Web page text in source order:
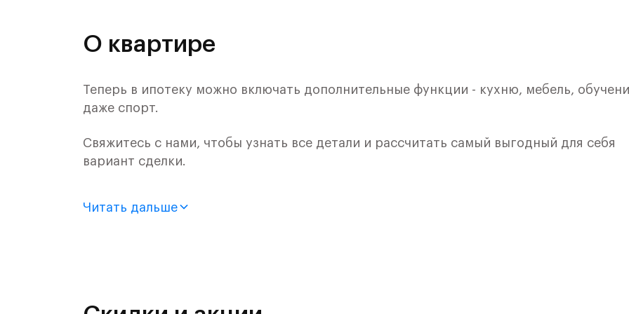
О квартире
Теперь в ипотеку можно включать дополнительные функции - кухню, мебель,
даже спорт.
Свяжитесь с нами, чтобы узнать все детали и рассчитать самый выгодный для себя
вариант сделки.
монолитного дома (Корпус 57, Секция 1) в ЖК «Рублевский Квартал» от группы
и Подушкинским лесами.
Читать дальше